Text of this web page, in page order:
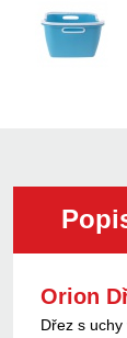
Orion
Dřez s